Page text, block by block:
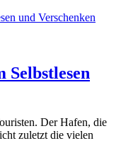
Selbstlesen
Der Hafen, die
zuletzt die vielen